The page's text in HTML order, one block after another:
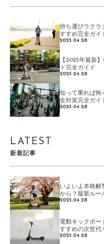
持ち運びラクラ
すすめ完全ガイ
2025.04.28
【2025年最新
ド完全ガイド
2025.04.28
知って乗れば怖
全対策完全ガイ
2025.04.28
LATEST
新着記事
いよいよ本格解
から？最新ルー
2025.04.28
電動キックボー
すすめの次世代
2025.04.28